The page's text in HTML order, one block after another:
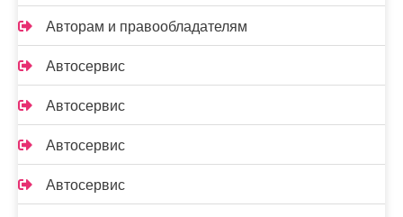
Авторам и правообладателям
Автосервис
Автосервис
Автосервис
Автосервис